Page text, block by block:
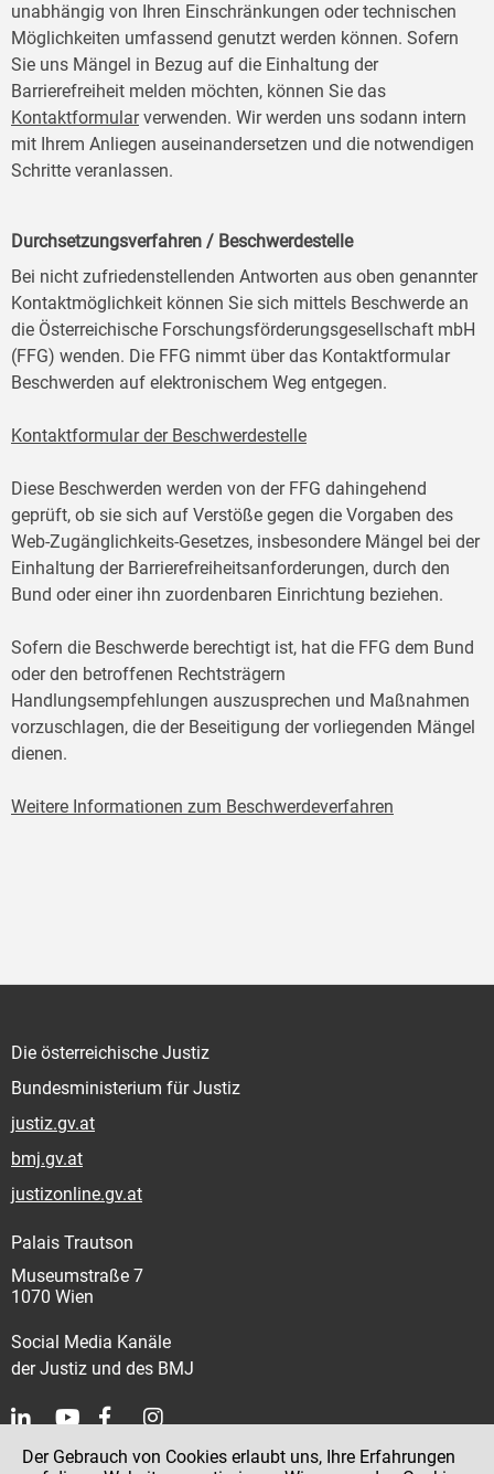
unabhängig von Ihren Einschränkungen oder technischen
Möglichkeiten umfassend genutzt werden können. Sofern
Sie uns Mängel in Bezug auf die Einhaltung der
Barrierefreiheit melden möchten, können Sie das
Kontaktformularverwenden. Wir werden uns sodann intern
mit Ihrem Anliegen auseinandersetzen und die notwendigen
Schritte veranlassen.
Durchsetzungsverfahren / Beschwerdestelle
Bei nicht zufriedenstellenden Antworten aus oben genannter
Kontaktmöglichkeit können Sie sich mittels Beschwerde an
die Österreichische Forschungsförderungsgesellschaft mbH
(FFG) wenden. Die FFG nimmt über das Kontaktformular
Beschwerden auf elektronischem Weg entgegen.
Kontaktformular der Beschwerdestelle
Diese Beschwerden werden von der FFG dahingehend
geprüft, ob sie sich auf Verstöße gegen die Vorgaben des
Web-Zugänglichkeits-Gesetzes, insbesondere Mängel bei der
Einhaltung der Barrierefreiheitsanforderungen, durch den
Bund oder einer ihn zuordenbaren Einrichtung beziehen.
Sofern die Beschwerde berechtigt ist, hat die FFG dem Bund
oder den betroffenen Rechtsträgern
Handlungsempfehlungen auszusprechen und Maßnahmen
vorzuschlagen, die der Beseitigung der vorliegenden Mängel
dienen.
Weitere Informationen zum Beschwerdeverfahren
Die österreichische Justiz
Bundesministerium für Justiz
justiz.gv.at
bmj.gv.at
justizonline.gv.at
Palais Trautson
Museumstraße 7
1070 Wien
Social Media Kanäle
der Justiz und des BMJ
Kontakt
Der Gebrauch von Cookies erlaubt uns, Ihre Erfahrungen